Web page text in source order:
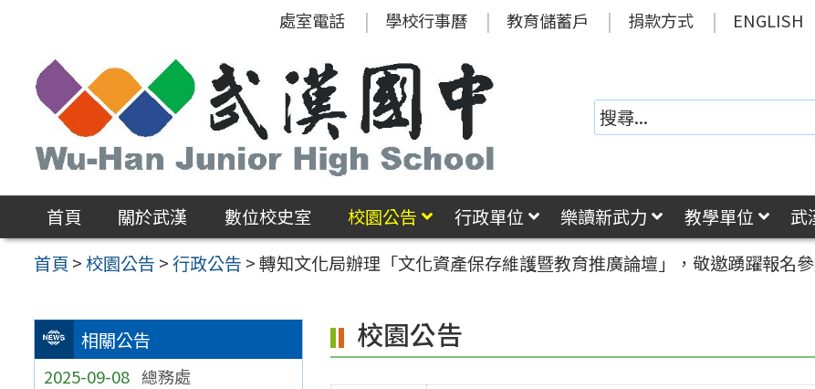
區
處室電話 學校行事曆 教育儲蓄戶 捐款方式 ENGLISH
首頁 關於武漢 數位校史室 校園公告 行政單位 樂讀新武力 教學單位 武
首頁 >校園公告 >行政公告 >轉知文化局辦理「文化資產保存維護暨教育推廣論壇」，敬邀踴躍報名
相關公告
2025-09-08 總務處
校園公告